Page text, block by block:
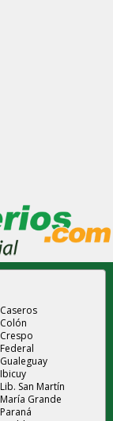
Caseros
Colón
Crespo
Federal
Gualeguay
Ibicuy
Lib. San Martín
María Grande
Paraná